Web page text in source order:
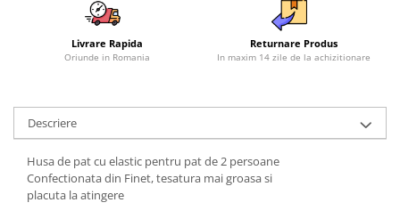
Livrare Rapida
Oriunde in Romania
Returnare Produs
In maxim 14 zile de la achizitionare
Descriere
Husa de pat cu elastic pentru pat de 2 persoane
Confectionata din Finet, tesatura mai groasa si
placuta la atingere